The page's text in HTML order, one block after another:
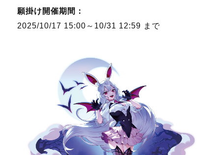
願掛け開催期間：
2025/10/17 15:00 ～10/31 12:59 まで